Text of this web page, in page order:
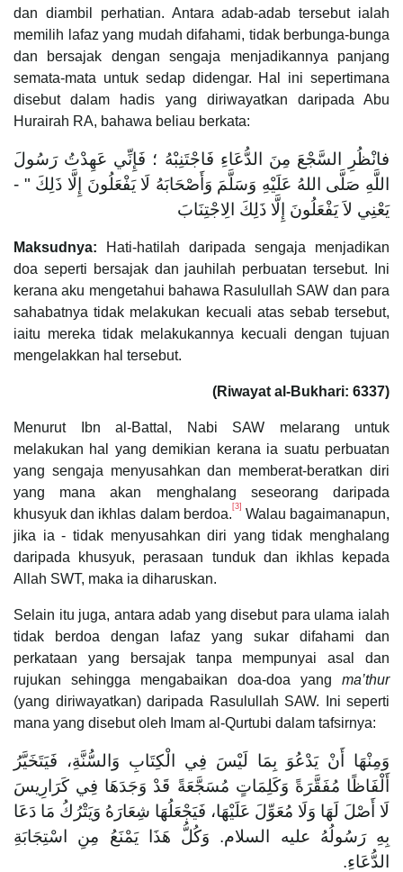
dan diambil perhatian. Antara adab-adab tersebut ialah
memilih lafaz yang mudah difahami, tidak berbunga-bunga
dan bersajak dengan sengaja menjadikannya panjang
semata-mata untuk sedap didengar. Hal ini sepertimana
disebut dalam hadis yang diriwayatkan daripada Abu
Hurairah RA, bahawa beliau berkata:
فانْظُرِ السَّجْعَ مِنَ الدُّعَاءِ فَاجْتَنِبْهُ ؛ فَإِنِّي عَهِدْتُ رَسُولَ
اللَّهِ صَلَّى اللهُ عَلَيْهِ وَسَلَّمَ وَأَصْحَابَهُ لَا يَفْعَلُونَ إِلَّا ذَلِكَ " -
يَعْنِي لاَ يَفْعَلُونَ إِلَّا ذَلِكَ الِاجْتِنَابَ
Maksudnya:
Hati-hatilah daripada sengaja menjadikan
doa seperti bersajak dan jauhilah perbuatan tersebut. Ini
kerana aku mengetahui bahawa Rasulullah SAW dan para
sahabatnya tidak melakukan kecuali atas sebab tersebut,
iaitu mereka tidak melakukannya kecuali dengan tujuan
mengelakkan hal tersebut.
(Riwayat al-Bukhari: 6337)
Menurut Ibn al-Battal, Nabi SAW melarang untuk
melakukan hal yang demikian kerana ia suatu perbuatan
yang sengaja menyusahkan dan memberat-beratkan diri
yang mana akan menghalang seseorang daripada
khusyuk dan ikhlas dalam berdoa. [3] Walau bagaimanapun,
jika ia - tidak menyusahkan diri yang tidak menghalang
daripada khusyuk, perasaan tunduk dan ikhlas kepada
Allah SWT, maka ia diharuskan.
Selain itu juga, antara adab yang disebut para ulama ialah
tidak berdoa dengan lafaz yang sukar difahami dan
perkataan yang bersajak tanpa mempunyai asal dan
rujukan sehingga mengabaikan doa-doa yang ma’thur
(yang diriwayatkan) daripada Rasulullah SAW. Ini seperti
mana yang disebut oleh Imam al-Qurtubi dalam tafsirnya:
وَمِنْهَا أَنْ يَدْعُوَ بِمَا لَيْسَ فِي الْكِتَابِ وَالسُّنَّةِ، فَيَتَخَيَّرُ
أَلْفَاظًا مُفَقَّرَةً ‌وَكَلِمَاتٍ ‌مُسَجَّعَةً قَدْ وَجَدَهَا فِي كَرَارِيسَ
لَا أَصْلَ لَهَا وَلَا مُعَوِّلَ عَلَيْهَا، فَيَجْعَلُهَا شِعَارَهُ وَيَتْرُكُ مَا دَعَا
بِهِ رَسُولُهُ عليه السلام. وَكُلُّ هَذَا يَمْنَعُ مِنِ اسْتِجَابَةِ
الدُّعَاءِ.